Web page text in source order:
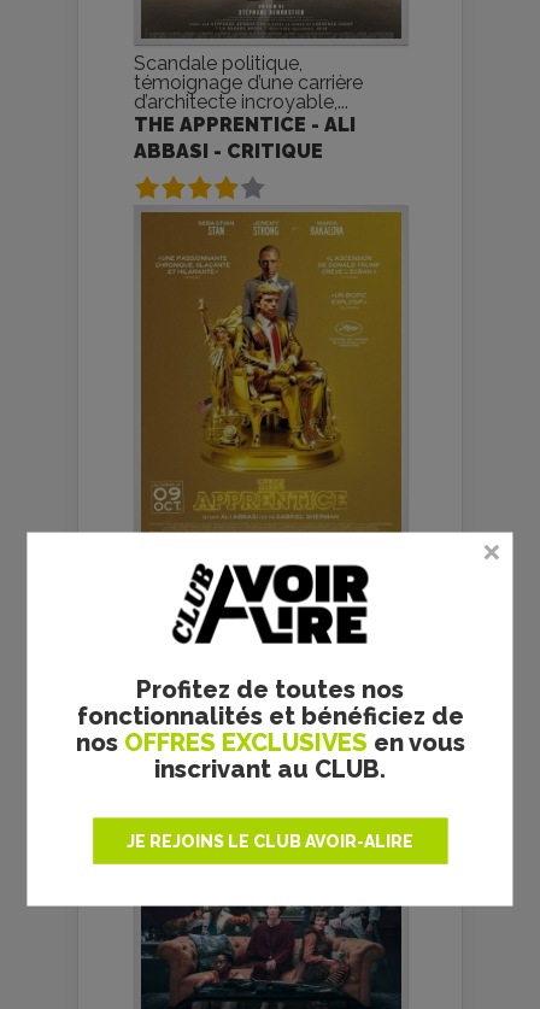
Profitez de toutes nos
fonctionnalités et bénéficiez de
nos OFFRES EXCLUSIVES en vous
inscrivant au CLUB.
JE REJOINS LE CLUB AVOIR-ALIRE
Scandale politique,
témoignage d’une carrière
d’architecte incroyable,...
THE APPRENTICE - ALI
ABBASI - CRITIQUE
Il fallait le panache d’un
Sebastian Stan pour
interpréter le Donald Trump
THE END - JOSHUA